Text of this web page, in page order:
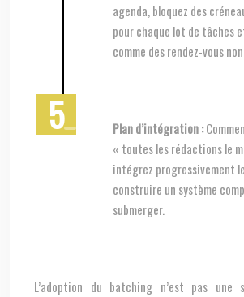
agenda, bloquez des
pour chaque lot de tâches
comme des rendez-vous
Plan d’intégration :
« toutes les rédactions le
intégrez progressivement
construire un système
submerger.
L’adoption du batching n’est pas une